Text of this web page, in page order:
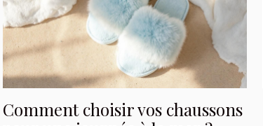
Comment choisir vos chaussons